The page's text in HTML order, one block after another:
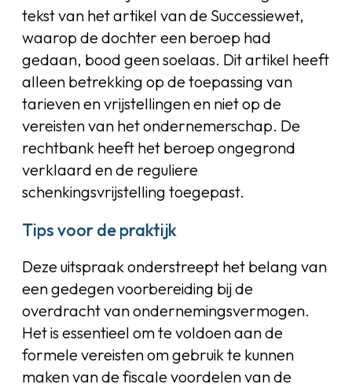
tekst van het artikel van de Successiewet,
waarop de dochter een beroep had
gedaan, bood geen soelaas. Dit artikel heeft
alleen betrekking op de toepassing van
tarieven en vrijstellingen en niet op de
vereisten van het ondernemerschap. De
rechtbank heeft het beroep ongegrond
verklaard en de reguliere
schenkingsvrijstelling toegepast.
Tips voor de praktijk
Deze uitspraak onderstreept het belang van
een gedegen voorbereiding bij de
overdracht van ondernemingsvermogen.
Het is essentieel om te voldoen aan de
formele vereisten om gebruik te kunnen
maken van de fiscale voordelen van de